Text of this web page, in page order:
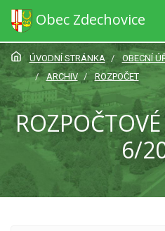
Obec Zdechovice
ÚVODNÍ STRÁNKA OBECNÍ
ARCHIV
ROZPOČET
6/